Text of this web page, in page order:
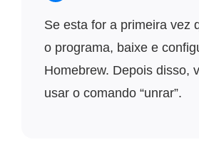
Se esta for a primeira vez
o programa, baixe e
Homebrew. Depois disso,
usar o comando “unrar”.